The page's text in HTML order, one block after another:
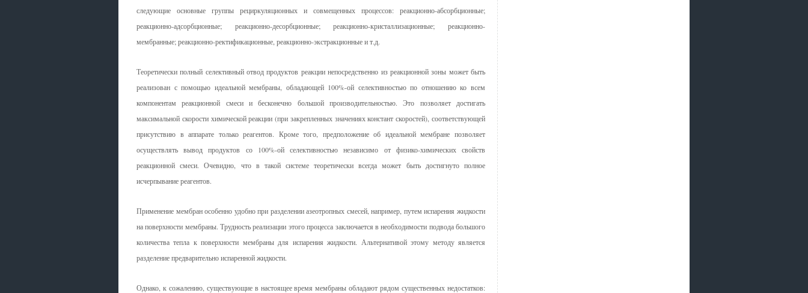
следующие основные группы рециркуляционных и совмещенных процессов: реакционно-абсорбционные;
реакционно-адсорбционные; реакционно-десорбционные; реакционно-кристаллизационные; реакционно-
мембранные; реакционно-ректификационные, реакционно-экстракционные и т.д.
Теоретически полный селективный отвод продуктов реакции непосредственно из реакционной зоны может быть
реализован с помощью идеальной мембраны, обладающей 100%-ой селективностью по отношению ко всем
компонентам реакционной смеси и бесконечно большой производительностью. Это позволяет достигать
максимальной скорости химической реакции (при закрепленных значениях констант скоростей), соответствующей
присутствию в аппарате только реагентов. Кроме того, предположение об идеальной мембране позволяет
осуществлять вывод продуктов со 100%-ой селективностью независимо от физико-химических свойств
реакционной смеси. Очевидно, что в такой системе теоретически всегда может быть достигнуто полное
исчерпывание реагентов.
Применение мембран особенно удобно при разделении азеотропных смесей, например, путем испарения жидкости
на поверхности мембраны. Трудность реализации этого процесса заключается в необходимости подвода большого
количества тепла к поверхности мембраны для испарения жидкости. Альтернативой этому методу является
разделение предварительно испаренной жидкости.
Однако, к сожалению, существующие в настоящее время мембраны обладают рядом существенных недостатков: